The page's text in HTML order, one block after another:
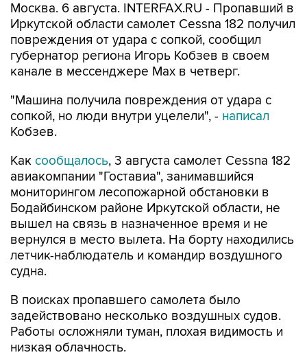
Москва. 6 августа. INTERFAX.RU - Пропавший в
Иркутской области самолет Cessna 182 получил
повреждения от удара с сопкой, сообщил
губернатор региона Игорь Кобзев в своем
канале в мессенджере Мах в четверг.
"Машина получила повреждения от удара с
сопкой, но люди внутри уцелели", - написал
Кобзев.
Как сообщалось, 3 августа самолет Cessna 182
авиакомпании "Гоставиа", занимавшийся
мониторингом лесопожарной обстановки в
Бодайбинском районе Иркутской области, не
вышел на связь в назначенное время и не
вернулся в место вылета. На борту находились
летчик-наблюдатель и командир воздушного
судна.
В поисках пропавшего самолета было
задействовано несколько воздушных судов.
Работы осложняли туман, плохая видимость и
низкая облачность.